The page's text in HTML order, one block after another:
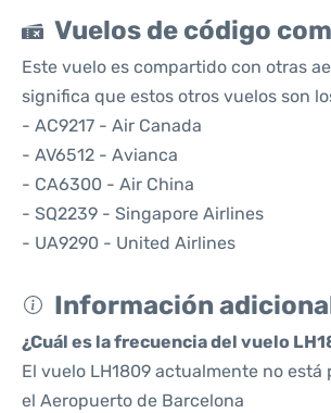
Vuelos de código
Este vuelo es compartido con otras
significa que estos otros vuelos son
- AC9217 - Air Canada
- AV6512 - Avianca
- CA6300 - Air China
- SQ2239 - Singapore Airlines
- UA9290 - United Airlines
Información
¿Cuál es la frecuencia del vuelo
El vuelo LH1809 actualmente no está
el Aeropuerto de Barcelona